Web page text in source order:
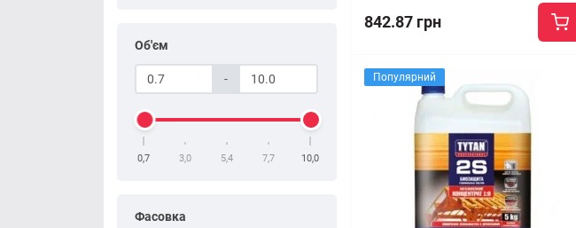
Об'єм
-
0,7 3,0 5,4 7,7 10,0
Фасовка
842.87 грн
Популярний